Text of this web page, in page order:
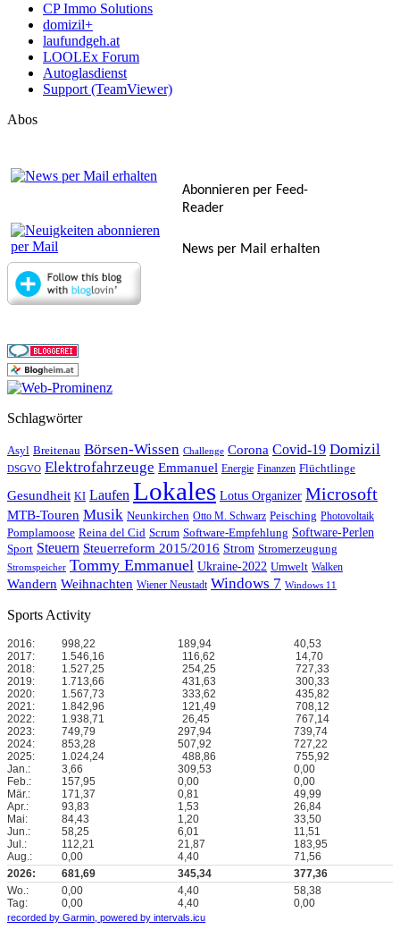
CP Immo Solutions
domizil+
laufundgeh.at
LOOLEx Forum
Autoglasdienst
Support (TeamViewer)
Abos
Abonnieren per Feed-
Reader
News per Mail erhalten
Schlagwörter
Asyl Breitenau Börsen-Wissen Challenge Corona Covid-19 Domizil
DSGVO Elektrofahrzeuge Emmanuel Energie Finanzen Flüchtlinge
Gesundheit KI Laufen Lokales Lotus Organizer Microsoft
MTB-Touren Musik Neunkirchen Otto M. Schwarz Peisching Photovoltaik
Pomplamoose Reina del Cid Scrum Software-Empfehlung Software-Perlen
Sport Steuern Steuerreform 2015/2016 Strom Stromerzeugung
Stromspeicher Tommy Emmanuel Ukraine-2022 Umwelt Walken
Wandern Weihnachten Wiener Neustadt Windows 7 Windows 11
Sports Activity
2016: 998,22 189,94
40,53
2017:
1.546,16 116,62
14,70
2018:
1.527,25 254,25
727,33
2019:
1.713,66 431,63
300,33
2020:
1.567,73 333,62
435,82
2021:
1.842,96 121,49
708,12
2022:
1.938,71 26,45
767,14
2023:
749,79 297,94
739,74
2024:
853,28 507,92
727,22
2025:
1.024,24 488,86
755,92
Jan.:
3,66 309,53
0,00
Feb.:
157,95 0,00
0,00
Mär.:
171,37 0,81
49,99
Apr.:
93,83 1,53
26,84
Mai:
84,43 1,20
33,50
Jun.:
58,25 6,01
11,51
Jul.:
112,21 21,87
183,95
Aug.:
0,00 4,40
71,56
2026:
681,69 345,34
377,36
Wo.:
0,00 4,40
58,38
Tag:
0,00 4,40 0,00
recorded by Garmin, powered by intervals.icu